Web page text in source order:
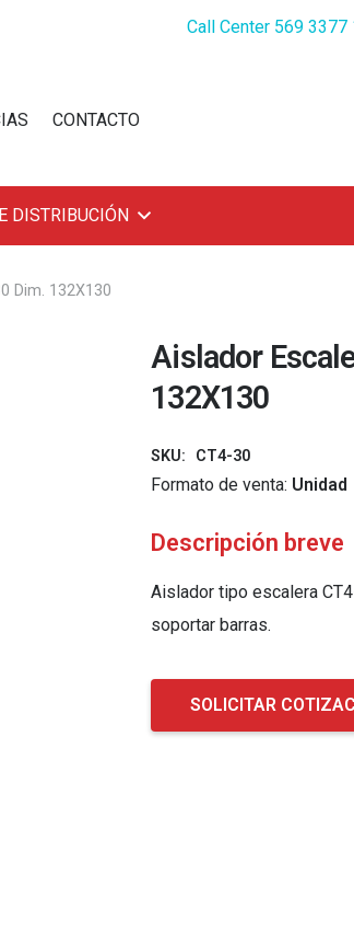
Call Center 569 3377
CONTACTO
DISTRIBUCIÓN
Dim. 132X130
Aislador
132X130
SKU: CT4-30
Formato de venta: Unidad
Descripción breve
Aislador tipo escalera
soportar barras.
SOLICITAR